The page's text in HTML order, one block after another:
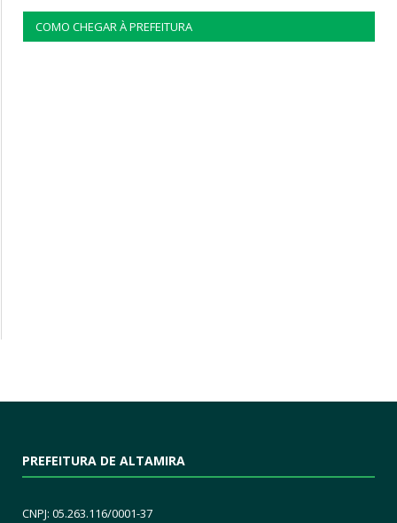
COMO CHEGAR À PREFEITURA
PREFEITURA DE ALTAMIRA
CNPJ: 05.263.116/0001-37